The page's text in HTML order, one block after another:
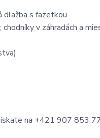
dlažba s fazetkou
v záhradách a
na +421 907 853